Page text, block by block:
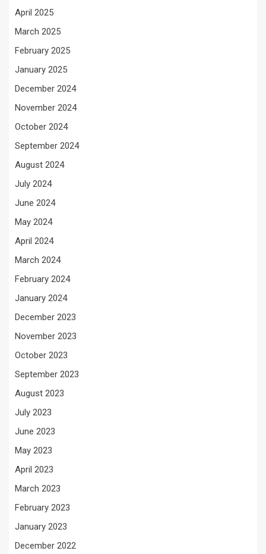
April 2025
March 2025
February 2025
January 2025
December 2024
November 2024
October 2024
September 2024
August 2024
July 2024
June 2024
May 2024
April 2024
March 2024
February 2024
January 2024
December 2023
November 2023
October 2023
September 2023
August 2023
July 2023
June 2023
May 2023
April 2023
March 2023
February 2023
January 2023
December 2022